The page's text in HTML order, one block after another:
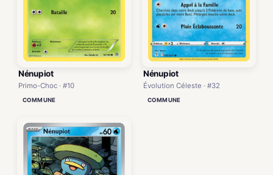
Nénupiot
Primo-Choc · #10
COMMUNE
Nénupiot
Évolution Céleste · #32
COMMUNE